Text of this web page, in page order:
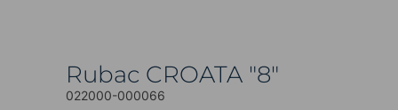
Rubac CROATA "8"
022000-000066